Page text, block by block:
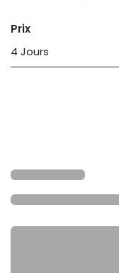
Prix
4 Jours